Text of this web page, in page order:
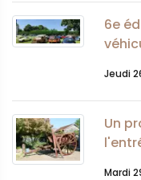
6e
Jeudi
Un
Mardi